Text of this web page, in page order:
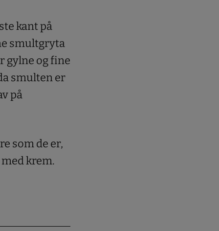
kant på
smultgryta
gylne og fine
smulten er
på
som de er,
krem.